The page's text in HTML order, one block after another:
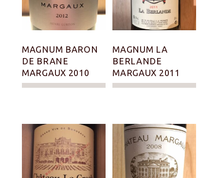
MAGNUM BARON
DE BRANE
MARGAUX 2010
MAGNUM LA
BERLANDE
MARGAUX 2011